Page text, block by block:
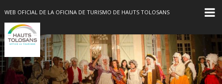
WEB OFICIAL DE LA OFICINA DE TURISMO DE HAUTS TOLOSANS